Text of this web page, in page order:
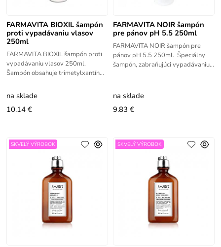
FARMAVITA BIOXIL šampón
proti vypadávaniu vlasov
250ml
FARMAVITA BIOXIL šampón proti
vypadávaniu vlasov 250ml.
Šampón obsahuje trimetylxantín
vlasy a pokožku a pripravuje ich
na sklade
10.14 €
FARMAVITA NOIR šampón
pre pánov pH 5.5 250ml
FARMAVITA NOIR šampón pre
pánov pH 5.5 250ml. Špeciálny
šampón, zabraňujúci vypadávaniu
na sklade
9.83 €
SKVELÝ VÝROBOK SKVELÝ VÝROBOK